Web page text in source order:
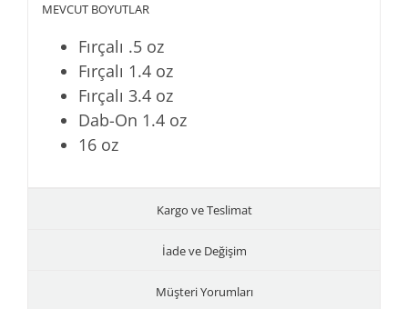
MEVCUT BOYUTLAR
Fırçalı .5 oz
Fırçalı 1.4 oz
Fırçalı 3.4 oz
Dab-On 1.4 oz
16 oz
Kargo ve Teslimat
İade ve Değişim
Müşteri Yorumları